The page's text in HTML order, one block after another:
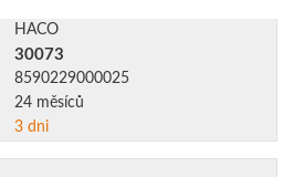
HACO
30073
8590229000025
24 měsíců
3 dni